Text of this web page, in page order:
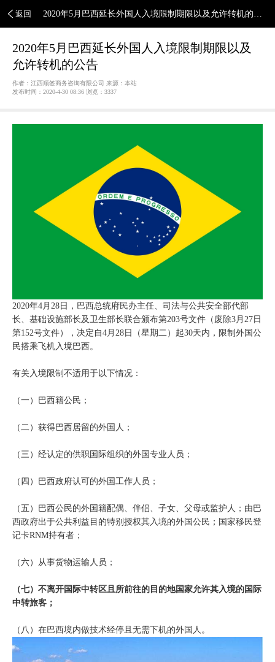
返回 2020年5月巴西延长外国人入境限制期限以及允许转机的公
告
2020年5月巴西延长外国人入境限制期限以及
允许转机的公告
作者：江西顺签商务咨询有限公司 来源：本站
发布时间：2020-4-30 08:36 浏览： 3337
2020年4月28日，巴西总统府民办主任、司法与公共安全部代部
长、基础设施部长及卫生部长联合颁布第203号文件（废除3月27日
第152号文件），决定自4月28日（星期二）起30天内，限制外国公
民搭乘飞机入境巴西。
有关入境限制不适用于以下情况：
（一）巴西籍公民；
（二）获得巴西居留的外国人；
（三）经认定的供职国际组织的外国专业人员；
（四）巴西政府认可的外国工作人员；
（五）巴西公民的外国籍配偶、伴侣、子女、父母或监护人；由巴
西政府出于公共利益目的特别授权其入境的外国公民；国家移民登
记卡RNM持有者；
（六）从事货物运输人员；
（七）不离开国际中转区且所前往的目的地国家允许其入境的国际
中转旅客；
（八）在巴西境内做技术经停且无需下机的外国人。